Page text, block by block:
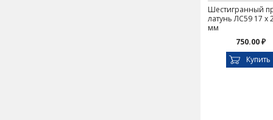
Шестигранный
латунь ЛС59 17 х
мм
750.00 ₽
Купить